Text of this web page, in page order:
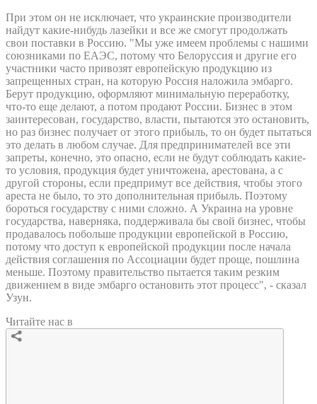
При этом он не исключает, что украинские производители
найдут какие-нибудь лазейки и все же смогут продолжать
свои поставки в Россию. "Мы уже имеем проблемы с нашими
союзниками по ЕАЭС, потому что Белоруссия и другие его
участники часто привозят европейскую продукцию из
запрещенных стран, на которую Россия наложила эмбарго.
Берут продукцию, оформляют минимальную переработку,
что-то еще делают, а потом продают России. Бизнес в этом
заинтересован, государство, власти, пытаются это остановить,
но раз бизнес получает от этого прибыль, то он будет пытаться
это делать в любом случае. Для предпринимателей все эти
запреты, конечно, это опасно, если не будут соблюдать какие-
то условия, продукция будет уничтожена, арестована, а с
другой стороны, если предпримут все действия, чтобы этого
ареста не было, то это дополнительная прибыль. Поэтому
бороться государству с ними сложно. А Украина на уровне
государства, наверняка, поддерживала бы свой бизнес, чтобы
продавалось побольше продукции европейской в Россию,
потому что доступ к европейской продукции после начала
действия соглашения по Ассоциации будет проще, пошлина
меньше. Поэтому правительство пытается таким резким
движением в виде эмбарго остановить этот процесс", - сказал
Узун.
Читайте нас в